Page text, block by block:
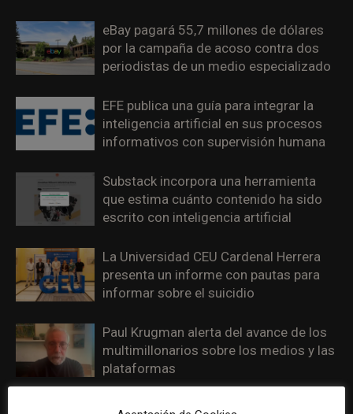
eBay pagará 55,7 millones de dólares
por la campaña de acoso contra dos
periodistas de un medio especializado
EFE publica una guía para integrar la
inteligencia artificial en sus procesos
informativos con supervisión humana
Substack incorpora una herramienta
que estima cuánto contenido ha sido
escrito con inteligencia artificial
La Universidad CEU Cardenal Herrera
presenta un informe con pautas para
informar sobre el suicidio
Paul Krugman alerta del avance de los
multimillonarios sobre los medios y las
plataformas
La Marea cierra 2025 con superávit,